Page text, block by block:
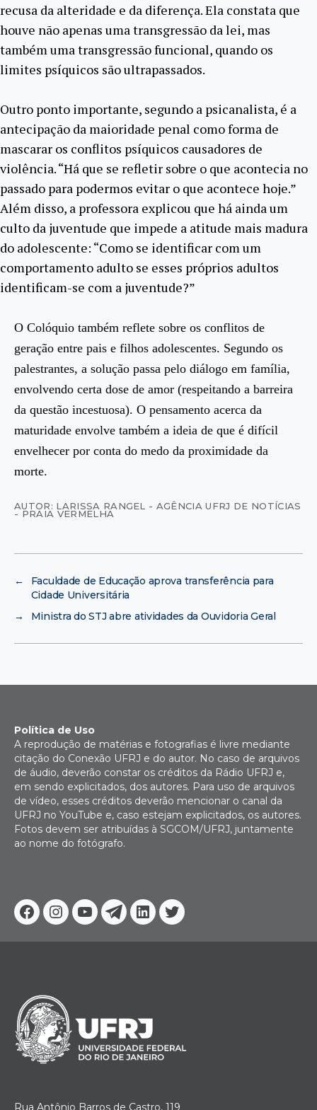
recusa da alteridade e da diferença. Ela constata que
houve não apenas uma transgressão da lei, mas
também uma transgressão funcional, quando os
limites psíquicos são ultrapassados.
Outro ponto importante, segundo a psicanalista, é a
antecipação da maioridade penal como forma de
mascarar os conflitos psíquicos causadores de
violência. “Há que se refletir sobre o que acontecia no
passado para podermos evitar o que acontece hoje.”
Além disso, a professora explicou que há ainda um
culto da juventude que impede a atitude mais madura
do adolescente: “Como se identificar com um
comportamento adulto se esses próprios adultos
identificam-se com a juventude?”
O Colóquio também reflete sobre os conflitos de
geração entre pais e filhos adolescentes. Segundo os
palestrantes, a solução passa pelo diálogo em família,
envolvendo certa dose de amor (respeitando a barreira
da questão incestuosa). O pensamento acerca da
maturidade envolve também a ideia de que é difícil
envelhecer por conta do medo da proximidade da
morte.
AUTOR: LARISSA RANGEL - AGÊNCIA UFRJ DE NOTÍCIAS
- PRAIA VERMELHA
←
Faculdade de Educação aprova transferência para
Cidade Universitária
→
Ministra do STJ abre atividades da Ouvidoria Geral
Facebook
Instagram
YoutubeTelegram
Linkedin
Twitter
Política de Uso
A reprodução de matérias e fotografias é livre mediante
citação do Conexão UFRJ e do autor. No caso de arquivos
de áudio, deverão constar os créditos da Rádio UFRJ e,
em sendo explicitados, dos autores. Para uso de arquivos
de vídeo, esses créditos deverão mencionar o canal da
UFRJ no YouTube e, caso estejam explicitados, os autores.
Fotos devem ser atribuídas à SGCOM/UFRJ, juntamente
ao nome do fotógrafo.
Rua Antônio Barros de Castro, 119